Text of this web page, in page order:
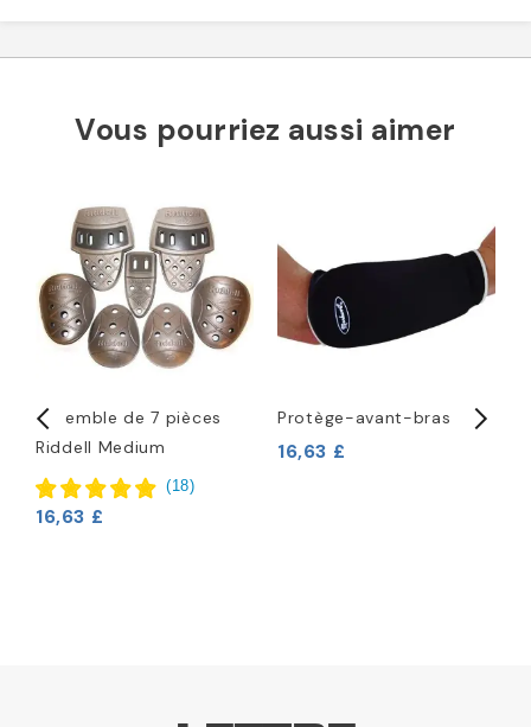
Vous pourriez aussi aimer
Ensemble de 7 pièces
Riddell Medium
(18)
16,63 £
Protège-avant-bras
16,63 £